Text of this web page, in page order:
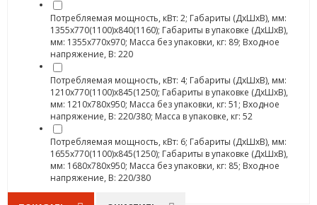
Потребляемая мощность, кВт: 2; Габариты (ДхШхВ), мм:
1355х770(1100)х840(1160); Габариты в упаковке (ДхШхВ),
мм: 1355х770х970; Масса без упаковки, кг: 89; Входное
напряжение, В: 220
Потребляемая мощность, кВт: 4; Габариты (ДхШхВ), мм:
1210х770(1100)х845(1250); Габариты в упаковке (ДхШхВ),
мм: 1210х780х950; Масса без упаковки, кг: 51; Входное
напряжение, В: 220/380; Масса в упаковке, кг: 52
Потребляемая мощность, кВт: 6; Габариты (ДхШхВ), мм:
1655х770(1100)х845(1250); Габариты в упаковке (ДхШхВ),
мм: 1680х780х950; Масса без упаковки, кг: 85; Входное
напряжение, В: 220/380